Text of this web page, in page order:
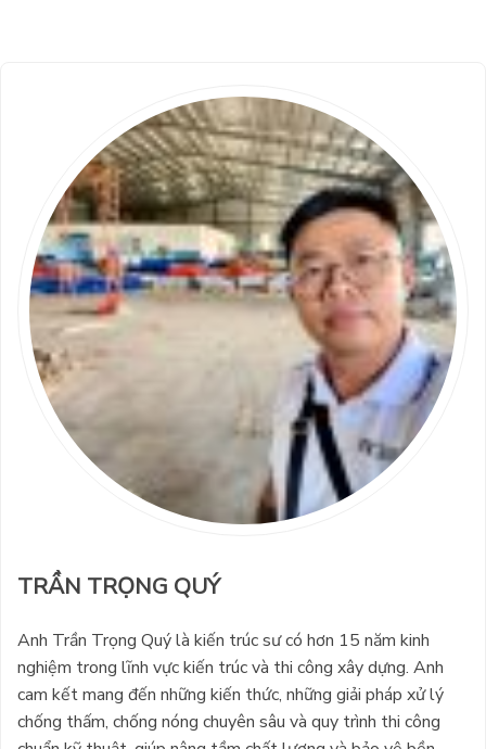
TRẦN TRỌNG QUÝ
Anh Trần Trọng Quý là kiến trúc sư có hơn 15 năm kinh
nghiệm trong lĩnh vực kiến trúc và thi công xây dựng. Anh
cam kết mang đến những kiến thức, những giải pháp xử lý
chống thấm, chống nóng chuyên sâu và quy trình thi công